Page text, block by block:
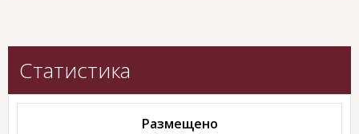
Статистика
Размещено